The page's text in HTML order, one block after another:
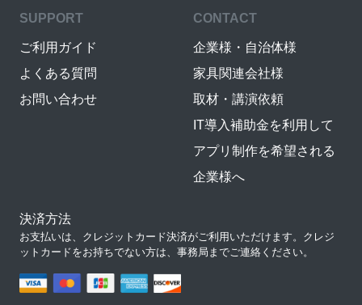
SUPPORT
ご利用ガイド
よくある質問
お問い合わせ
CONTACT
企業様・自治体様
家具関連会社様
取材・講演依頼
IT導入補助金を利用して
アプリ制作を希望される
企業様へ
決済方法
お支払いは、クレジットカード決済がご利用いただけます。クレジ
ットカードをお持ちでない方は、事務局までご連絡ください。